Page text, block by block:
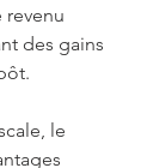
revenu
des gains
le